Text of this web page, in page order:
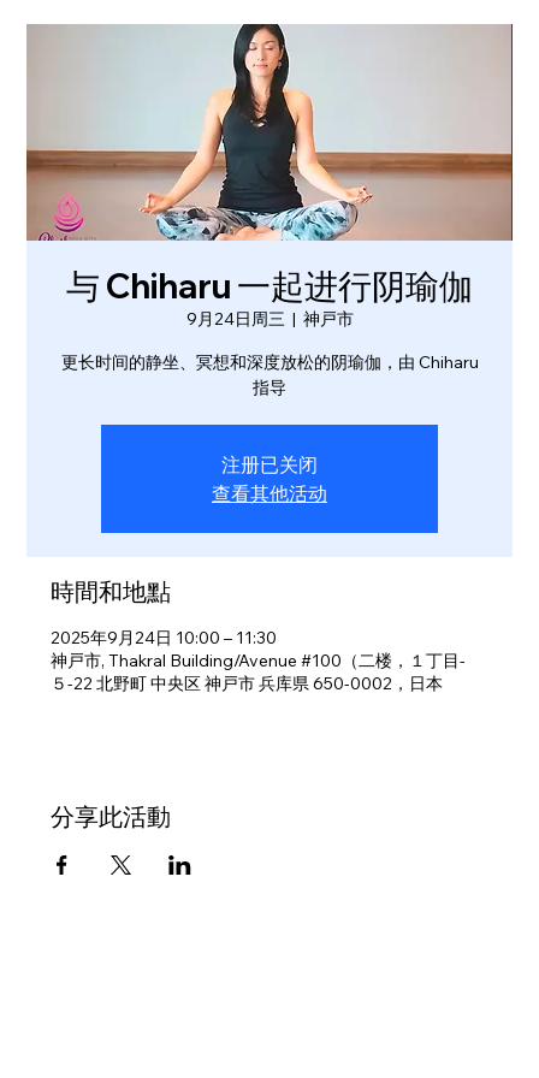
与 Chiharu 一起进行阴瑜伽
9月24日周三
  |
神戸市
更长时间的静坐、冥想和深度放松的阴瑜伽，由 Chiharu
指导
注册已关闭
查看其他活动
時間和地點
2025年9月24日 10:00 – 11:30
神戸市, Thakral Building/Avenue #100（二楼，１丁目-
５-22 北野町 中央区 神戸市 兵库県 650-0002，日本
分享此活動